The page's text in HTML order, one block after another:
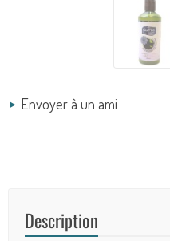
Envoyer à un ami
Description